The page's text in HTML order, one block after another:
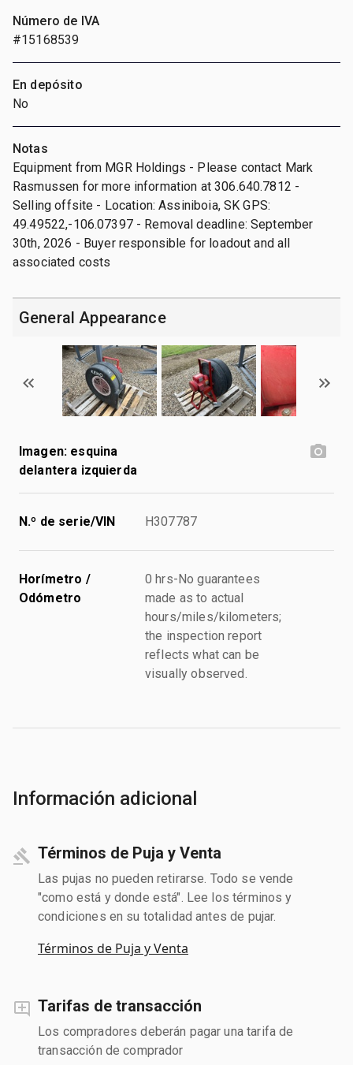
Número de IVA
#15168539
En depósito
No
Notas
Equipment from MGR Holdings - Please contact Mark
Rasmussen for more information at 306.640.7812 -
Selling offsite - Location: Assiniboia, SK GPS:
49.49522,-106.07397 - Removal deadline: September
30th, 2026 - Buyer responsible for loadout and all
associated costs
General Appearance
Imagen: esquina
delantera izquierda
N.º de serie/VIN H307787
Horímetro /
Odómetro
0 hrs-No guarantees
made as to actual
hours/miles/kilometers;
the inspection report
reflects what can be
visually observed.
Información adicional
Términos de Puja y Venta
Las pujas no pueden retirarse. Todo se vende
"como está y donde está". Lee los términos y
condiciones en su totalidad antes de pujar.
Términos de Puja y Venta
Tarifas de transacción
Los compradores deberán pagar una tarifa de
transacción de comprador